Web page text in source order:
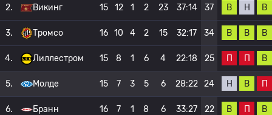
2. Викинг 15 12 1 2 23 37:14 37 В Н В
3. Тромсо 16 10 4 2 15 32:17 34 В В В
4. Лиллестром 15 8 1 6 4 22:18 25 П П В
5. Молде 15 7 3 5 6 28:22 24 Н В П
6. Бранн 16 7 1 8 6 33:27 22 В П В